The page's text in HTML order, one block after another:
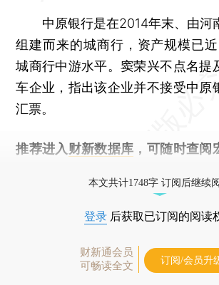
中原银行是在2014年末、由河
组建而来的城商行，资产规模已
城商行中游水平。窦荣兴不点名提
车企业，指出该企业并不接受中原
汇票。
推荐进入 财新数据库 ，可随时查
本文共计1748字 订阅后继续
登录 后获取已订阅的阅读
财新通会员
可畅读全文
订阅/会员升